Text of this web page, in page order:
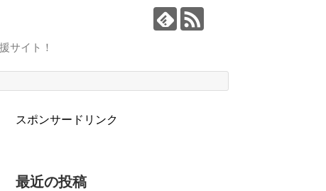
サイト！
スポンサードリンク
最近の投稿